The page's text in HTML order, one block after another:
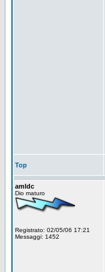
Top
amldc
Dio maturo
Registrato: 02/05/06 17:21
Messaggi: 1452